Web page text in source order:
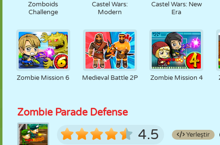
Zomboids
Challenge
Castel Wars:
Modern
Castel Wars: New
Era
Zombie Mission 6 Medieval Battle 2P Zombie Mission 4
Zombie Parade Defense
4.5 Yerleştir